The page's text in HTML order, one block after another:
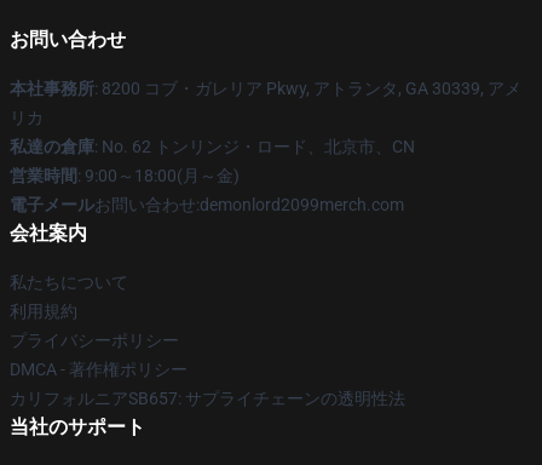
お問い合わせ
本社事務所: 8200 コブ・ガレリア Pkwy, アトランタ, GA 30339, アメ
リカ
私達の倉庫: No. 62 トンリンジ・ロード、北京市、CN
営業時間: 9:00～18:00(月～金)
電子メールお問い合わせ:demonlord2099merch.com
会社案内
私たちについて
利用規約
プライバシーポリシー
DMCA - 著作権ポリシー
カリフォルニアSB657: サプライチェーンの透明性法
当社のサポート